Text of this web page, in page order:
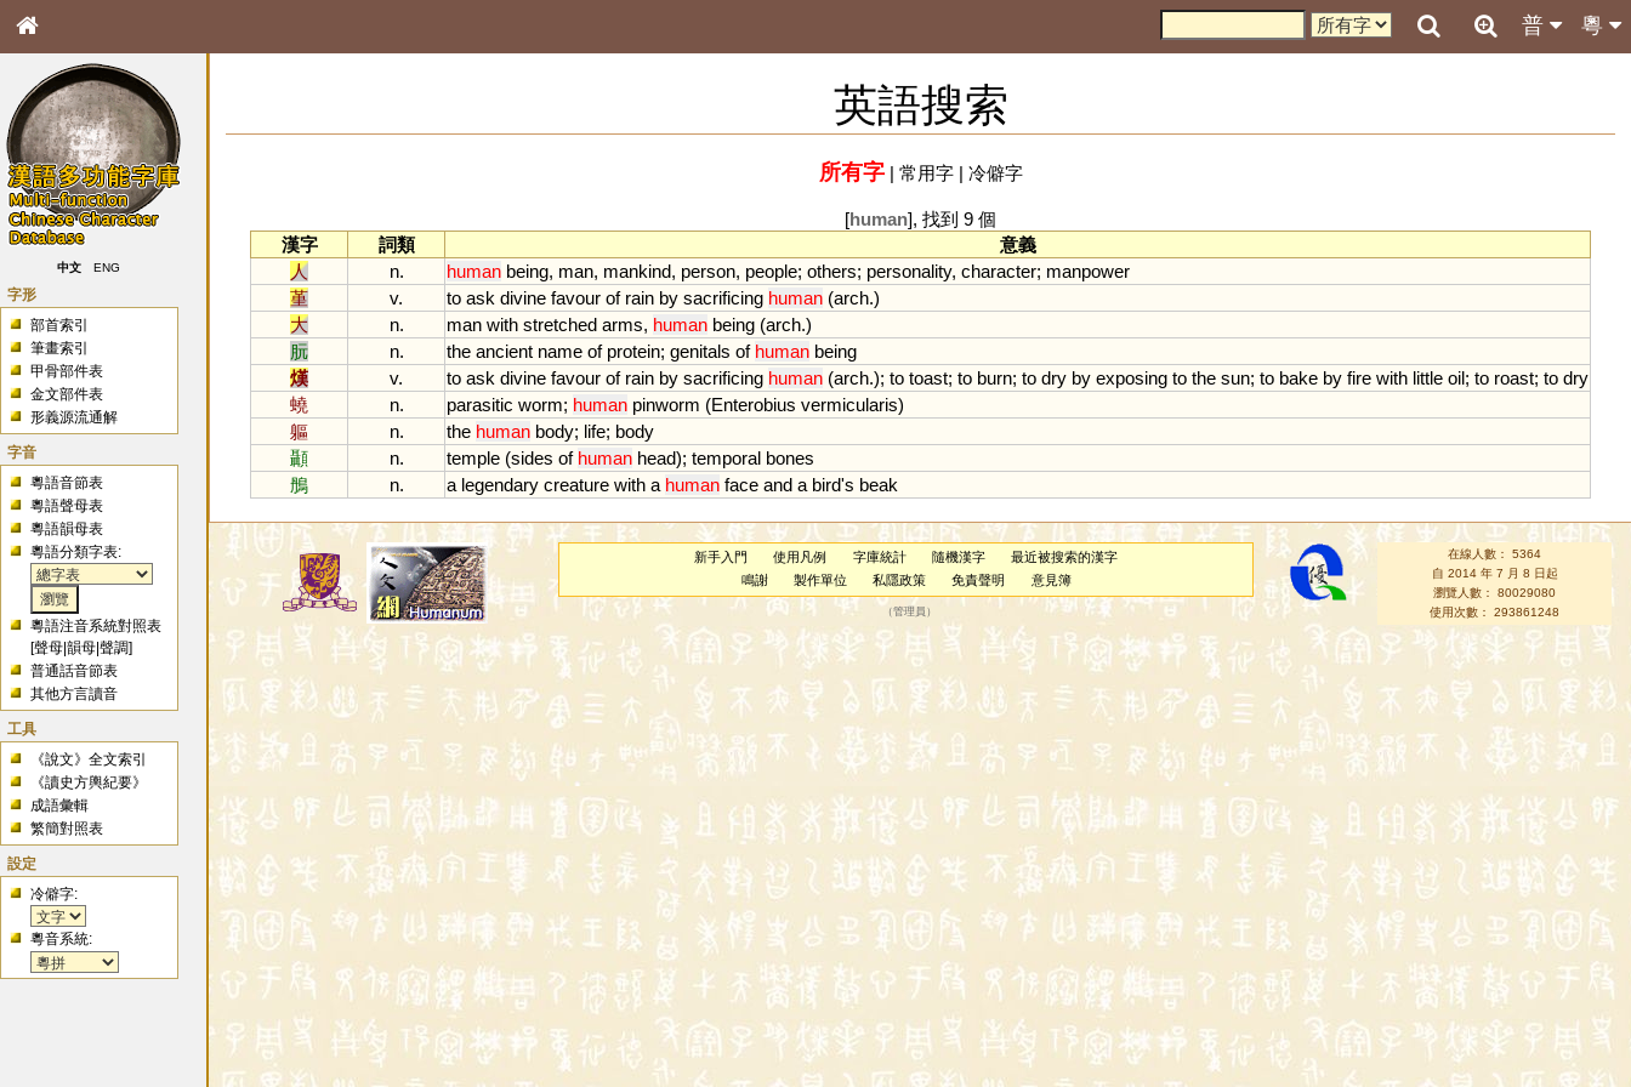
粵
普
中文 ENG
字形
部首索引
筆畫索引
甲骨部件表
金文部件表
形義源流通解
字音
粵語音節表
粵語聲母表
粵語韻母表
粵語分類字表:
粵語注音系統對照表
[聲母 |韻母 |聲調]
普通話音節表
其他方言讀音
工具
《說文》全文索引
《讀史方輿紀要》
成語彙輯
繁簡對照表
設定
冷僻字:
粵音系統:
英語搜索
所有字| 常用字| 冷僻字
[human], 找到 9 個
漢字
詞類
意義
人
n. human being, man, mankind, person, people; others; personality, character; manpower
堇
v. to ask divine favour of rain by sacrificing human (arch.)
大
n. man with stretched arms, human being (arch.)
朊
n. the ancient name of protein; genitals of human being
熯
v. to ask divine favour of rain by sacrificing human (arch.); to toast; to burn; to dry by exposing to the sun; to bake by fire with little oil; to roast; to dry
蟯
n. parasitic worm; human pinworm (Enterobius vermicularis)
軀
n. the human body; life; body
顳
n. temple (sides of human head); temporal bones
鴅
n. a legendary creature with a human face and a bird's beak
新手入門 使用凡例 字庫統計 隨機漢字
最近被搜索的漢字
鳴謝
製作單位 私隱政策 免責聲明 意見簿
（管理員 ）
在線人數： 5364
自 2014 年 7 月 8 日起
瀏覽人數： 80029080
使用次數： 293861248